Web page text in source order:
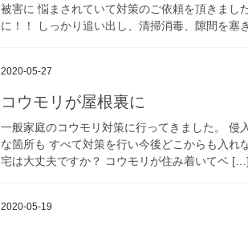
被害に 悩まされていて対策のご依頼を頂きまし
に！！ しっかり追い出し、清掃消毒、隙間を塞
2020-05-27
コウモリが屋根裏に
一般家庭のコウモリ対策に行ってきました。 侵
な箇所も すべて対策を行い今後どこからも入
宅は大丈夫ですか？ コウモリが住み着いてベ […]
2020-05-19